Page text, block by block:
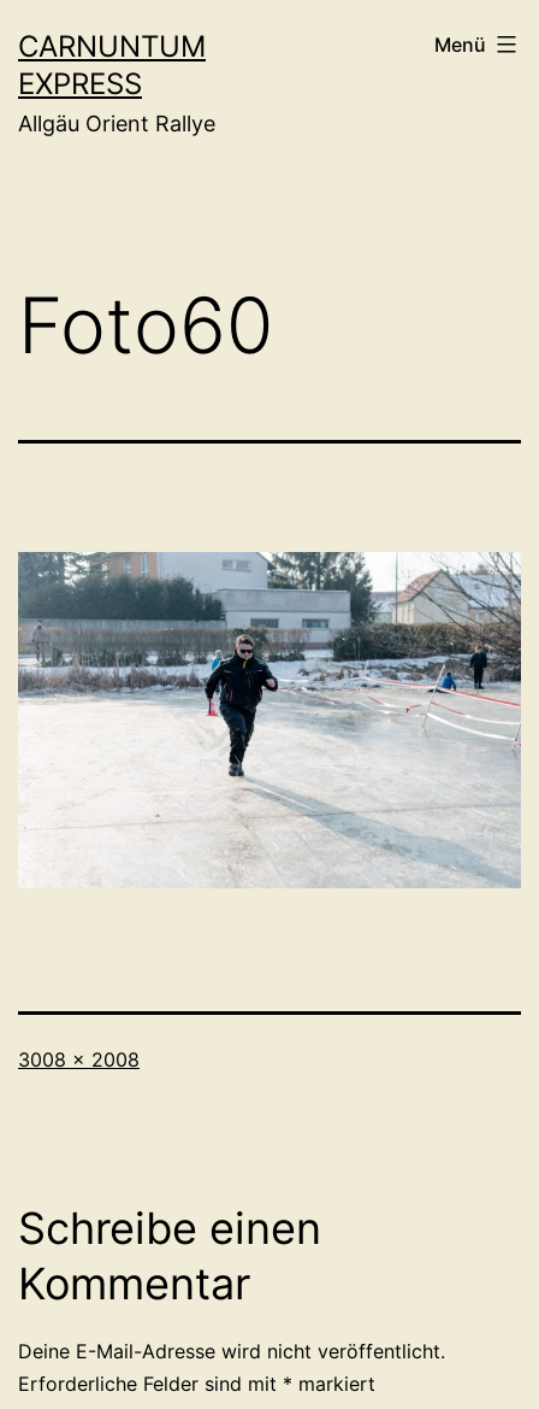
Inhalt
springen
CARNUNTUM
EXPRESS
Allgäu Orient Rallye
Menü
Foto60
Originalgröße
3008 × 2008
Schreibe einen
Kommentar
Deine E-Mail-Adresse wird nicht veröffentlicht.
Erforderliche Felder sind mit * markiert